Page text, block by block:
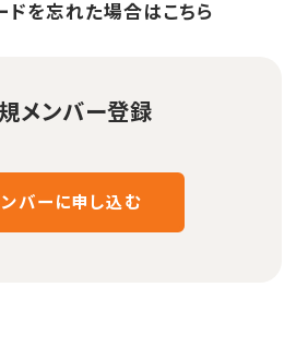
ドを忘れた場合はこちら
メンバー登録
バーに申し込む